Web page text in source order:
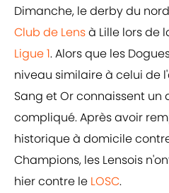
Dimanche, le derby du
Club de Lensà Lille lors de
Ligue 1. Alors que les
niveau similaire à celui de
Sang et Or connaissent un
compliqué. Après avoir
historique à domicile
Champions, les Lensois
hier contre le LOSC.